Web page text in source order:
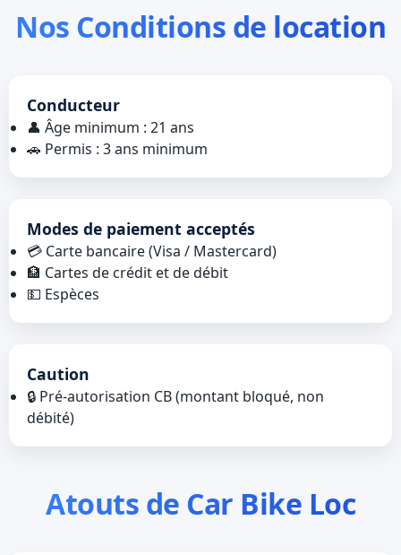
Nos Conditions de location
Conducteur
👤 Âge minimum : 21 ans
🚗 Permis : 3 ans minimum
Modes de paiement acceptés
💳 Carte bancaire (Visa / Mastercard)
🏦 Cartes de crédit et de débit
💵 Espèces
Caution
🔒 Pré‑autorisation CB (montant bloqué, non
débité)
Atouts de Car Bike Loc